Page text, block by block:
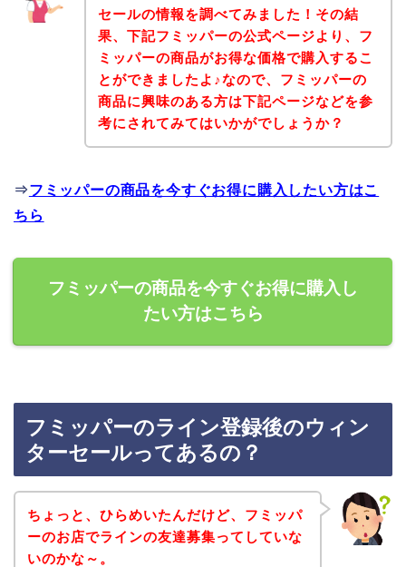
セールの情報を調べてみました！その結
果、下記フミッパーの公式ページより、フ
ミッパーの商品がお得な価格で購入するこ
とができましたよ♪なので、フミッパーの
商品に興味のある方は下記ページなどを参
考にされてみてはいかがでしょうか？
⇒フミッパーの商品を今すぐお得に購入したい方はこ
ちら
フミッパーの商品を今すぐお得に購入し
たい方はこちら
フミッパーのライン登録後のウィン
ターセールってあるの？
ちょっと、ひらめいたんだけど、フミッパ
ーのお店でラインの友達募集ってしていな
いのかな～。